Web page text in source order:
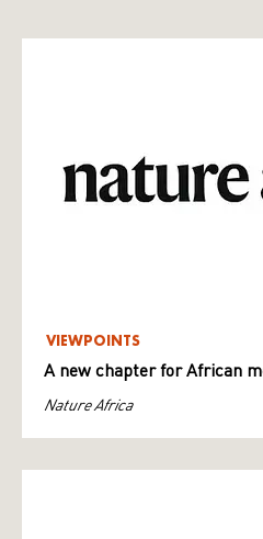
VIEWPOINTS
A new chapter for African
Nature Africa